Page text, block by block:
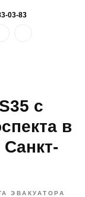
03-83
с
в
ЭВАКУАТОРА